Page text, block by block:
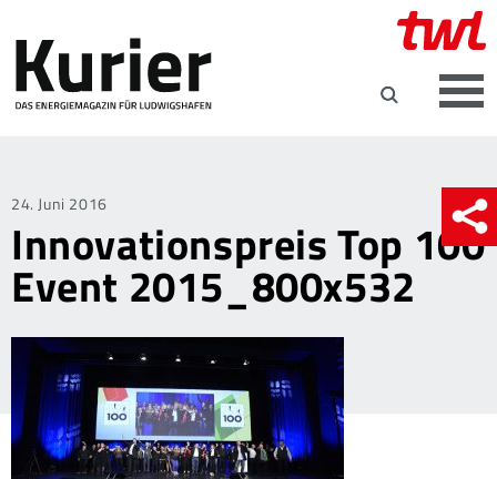
Posted
on
24. Juni 2016
Innovationspreis Top 100
Event 2015_800x532